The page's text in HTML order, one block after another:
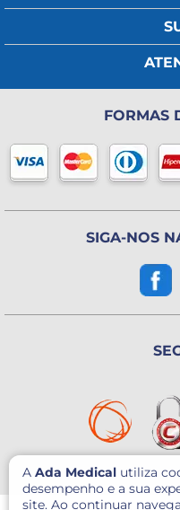
A Ada Medical utiliza
desempenho e a sua
site. Ao continuar
Lista
Política
Política de
Horário
De 2ª a
Utinga -
CNPJ:
FORMAS
SIGA-NOS